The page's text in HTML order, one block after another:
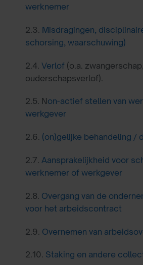
werknemer
2.3. Misdragingen,
schorsing, waarschuwing)
2.4. Verlof (o.a.
ouderschapsverlof).
2.5. Non-actief stellen van
werkgever
2.6. (on)gelijke behandeling /
2.7. Aansprakelijkheid voor
werknemer of werkgever
2.8. Overgang van de
voor het arbeidscontract
2.9. Overnemen van
2.10. Staking en andere